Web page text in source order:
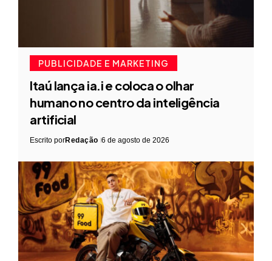
PUBLICIDADE E MARKETING
Itaú lança ia.i e coloca o olhar
humano no centro da inteligência
artificial
Escrito porRedação 6 de agosto de 2026